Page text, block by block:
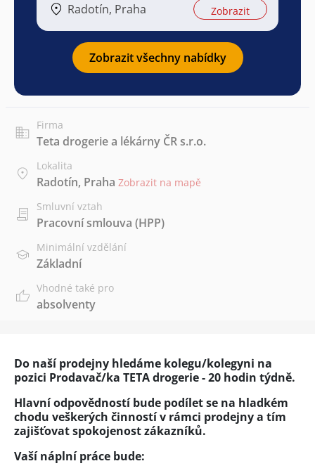
Radotín, Praha Zobrazit
Zobrazit všechny nabídky
Firma
Teta drogerie a lékárny ČR s.r.o.
Lokalita
Radotín, Praha Zobrazit na mapě
Smluvní vztah
Pracovní smlouva (HPP)
Minimální vzdělání
Základní
Vhodné také pro
absolventy
Do naší prodejny hledáme kolegu/kolegyni na
pozici Prodavač/ka TETA drogerie - 20 hodin týdně.
Hlavní odpovědností bude podílet se na hladkém
chodu veškerých činností v rámci prodejny a tím
zajišťovat spokojenost zákazníků.
Vaší náplní práce bude: